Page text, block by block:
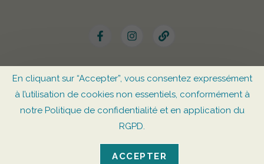
© Librairie CoLibris 2025 – Mentions Légales
RGPD
En cliquant sur “Accepter”, vous consentez expressément
à l’utilisation de cookies non essentiels, conformément à
notre Politique de confidentialité et en application du
RGPD.
ACCEPTER